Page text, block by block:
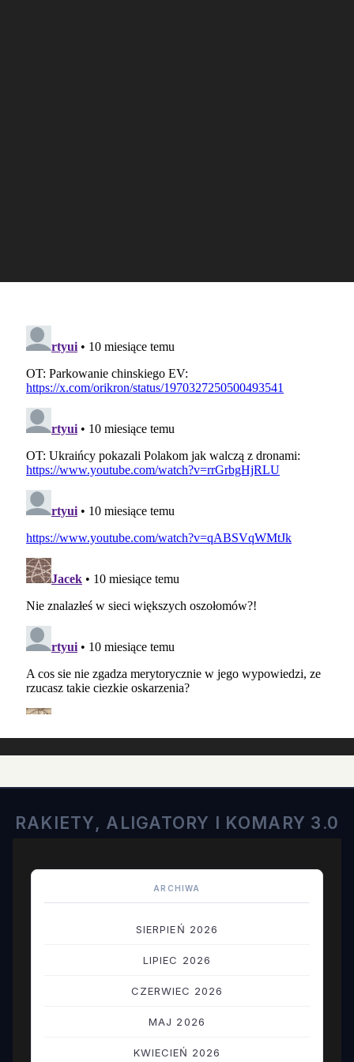
RAKIETY, ALIGATORY I KOMARY 3.0
ARCHIWA
SIERPIEŃ 2026
LIPIEC 2026
CZERWIEC 2026
MAJ 2026
KWIECIEŃ 2026